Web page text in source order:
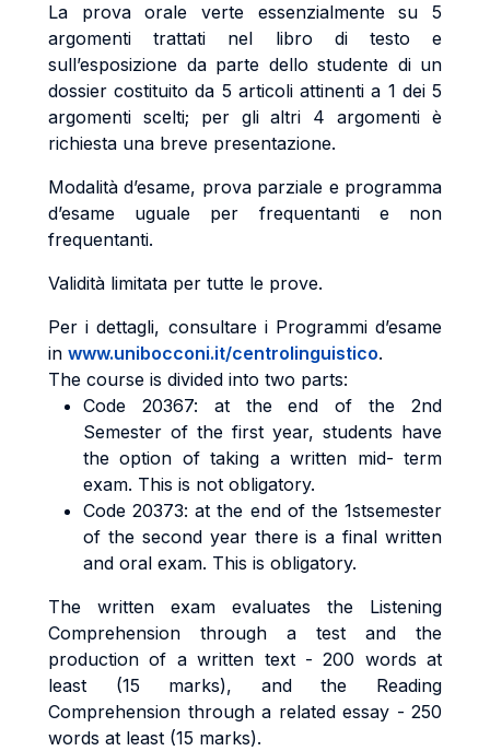
La prova orale verte essenzialmente su 5
argomenti trattati nel libro di testo e
sull’esposizione da parte dello studente di un
dossier costituito da 5 articoli attinenti a 1 dei 5
argomenti scelti; per gli altri 4 argomenti è
richiesta una breve presentazione.
Modalità d’esame, prova parziale e programma
d’esame uguale per frequentanti e non
frequentanti.
Validità limitata per tutte le prove.
Per i dettagli, consultare i Programmi d’esame
in www.unibocconi.it/centrolinguistico.
The course is divided into two parts:
Code 20367: at the end of the 2nd
Semester of the first year, students have
the option of taking a written mid- term
exam. This is not obligatory.
Code 20373: at the end of the 1stsemester
of the second year there is a final written
and oral exam. This is obligatory.
The written exam evaluates the Listening
Comprehension through a test and the
production of a written text - 200 words at
least (15 marks), and the Reading
Comprehension through a related essay - 250
words at least (15 marks).